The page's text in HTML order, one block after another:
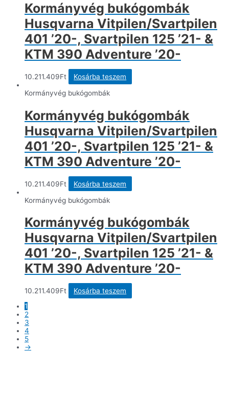
A
változatok
a
Kormányvég bukógombák
Husqvarna Vitpilen/Svartpilen
401 ’20-, Svartpilen 125 ’21- &
KTM 390 Adventure ’20-
10.211.409Ft
Kosárba teszem
Kormányvég bukógombák
Kormányvég bukógombák
Husqvarna Vitpilen/Svartpilen
401 ’20-, Svartpilen 125 ’21- &
KTM 390 Adventure ’20-
10.211.409Ft
Kosárba teszem
Kormányvég bukógombák
Kormányvég bukógombák
Husqvarna Vitpilen/Svartpilen
401 ’20-, Svartpilen 125 ’21- &
KTM 390 Adventure ’20-
10.211.409Ft
Kosárba teszem
1
2
3
4
5
→